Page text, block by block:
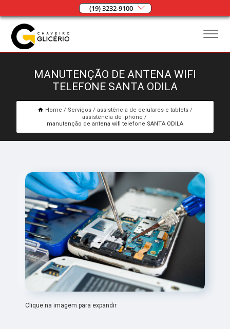
(19) 3232-9100
MANUTENÇÃO DE ANTENA WIFI
TELEFONE SANTA ODILA
Home Serviços
assistência de celulares e tablets
assistência de iphone
manutenção de antena wifi telefone SANTA ODILA
Clique na imagem para expandir